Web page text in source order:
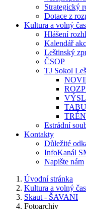
Strategický
Dotace z
Kultura a volný čas
Hlášení
Kalendář
Leštinský
ČSOP
TJ Sokol
Estrádní
Kontakty
Důležité
InfoKanál
Napište nám
Úvodní stránka
Kultura a volný čas
Skaut - ŠAVANI
Fotoarchiv